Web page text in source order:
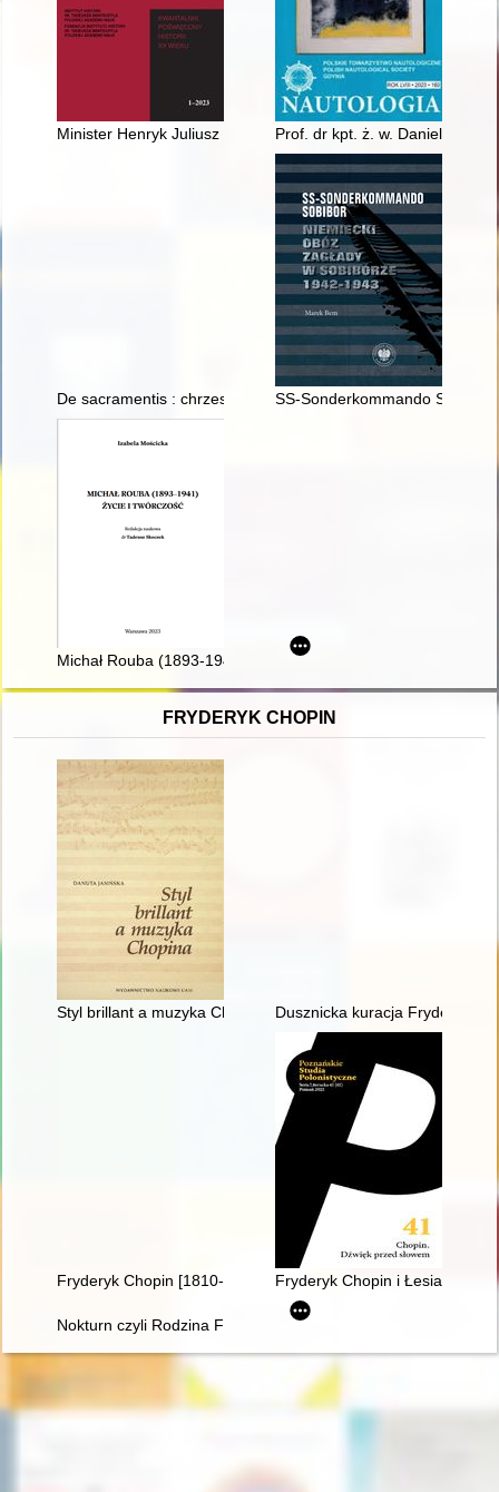
Minister Henryk Juliusz Floyar-Rajchman jako polski polityk
Prof. dr kpt. ż. w. Daniel Duda
De sacramentis : chrzest, bierzmowanie, Eucharystia
SS-Sonderkommando Sobibor
Michał Rouba (1893-1941) : życie i twórczość
FRYDERYK CHOPIN
Styl brillant a muzyka Chopina Dusznicka kuracja Fryderyka
Fryderyk Chopin [1810-1949] wśród Polaków na obczyźnie
Fryderyk Chopin i Łesia
Nokturn czyli Rodzina Fryderyka Chopina i Warszawa w